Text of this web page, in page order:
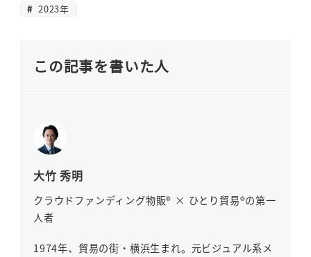
2023年
この記事を書いた人
大竹 秀明
クラウドファンディング物販® × ひとり貿易®の第一
人者
1974年、貿易の街・横浜生まれ。元ビジュアル系メ